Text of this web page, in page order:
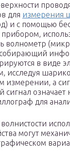
для измерения
и с помощью
волнометр
в виде
исследуя
а
означает
для
могут